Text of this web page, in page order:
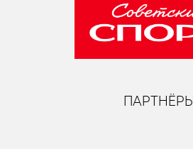
ПАРТНЁРЫ